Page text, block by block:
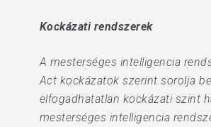
Kockázati rendszerek
A mesterséges intelligencia
Act kockázatok szerint sorolja
elfogadhatatlan kockázati szint
mesterséges intelligencia